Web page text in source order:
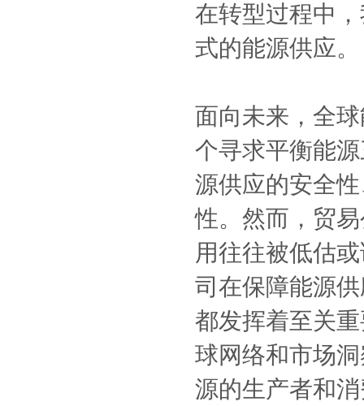
在转型过程中
式的能源供应。
面向未来，全
个寻求平衡能
源供应的安全
性。然而，贸
用往往被低估
司在保障能源
都发挥着至关
球网络和市场
源的生产者和